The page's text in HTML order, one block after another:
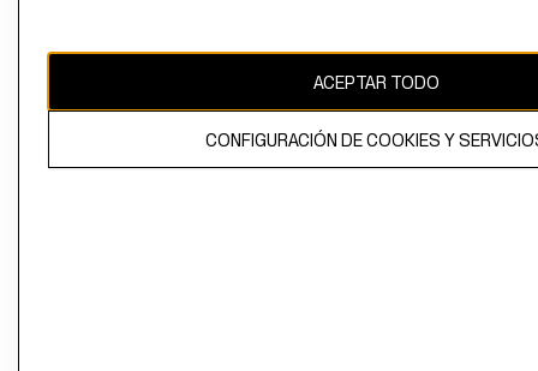
propiedad de H&M Hennes & Mauritz AB
ACEPTAR TODO
CONFIGURACIÓN DE COOKIES Y